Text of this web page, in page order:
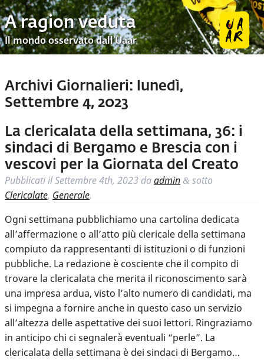
A ragion veduta
Il mondo osservato dall’Uaar
Archivi Giornalieri: lunedì,
Settembre 4, 2023
La clericalata della settimana, 36: i
sindaci di Bergamo e Brescia con i
vescovi per la Giornata del Creato
Pubblicati ilSettembre 4th, 2023 daadmin & sotto
Clericalate, Generale.
Ogni settimana pubblichiamo una cartolina dedicata
all’affermazione o all’atto più clericale della settimana
compiuto da rappresentanti di istituzioni o di funzioni
pubbliche. La redazione è cosciente che il compito di
trovare la clericalata che merita il riconoscimento sarà
una impresa ardua, visto l’alto numero di candidati, ma
si impegna a fornire anche in questo caso un servizio
all’altezza delle aspettative dei suoi lettori. Ringraziamo
in anticipo chi ci segnalerà eventuali “perle”. La
clericalata della settimana è dei sindaci di Bergamo…